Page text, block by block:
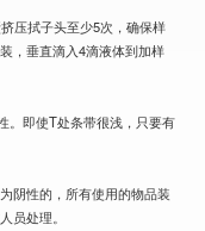
压拭子头至少5次，确保样
，垂直滴入4滴液体到加样
。即使T处条带很浅，只要有
阴性的，所有使用的物品装
员处理。